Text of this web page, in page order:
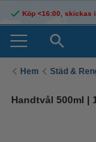
Köp <16:00, skickas
Hem Städ &
Handtvål 500ml |